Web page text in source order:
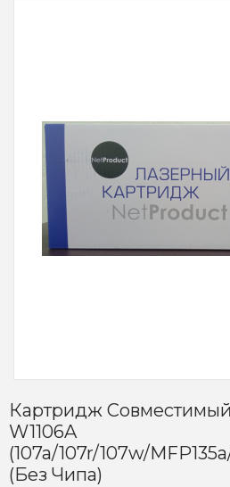
Картридж
W1106A
(107a/107r/107w/
(без Чипа)